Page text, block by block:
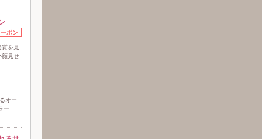
ポン
を見
顔見せ
オー
ー